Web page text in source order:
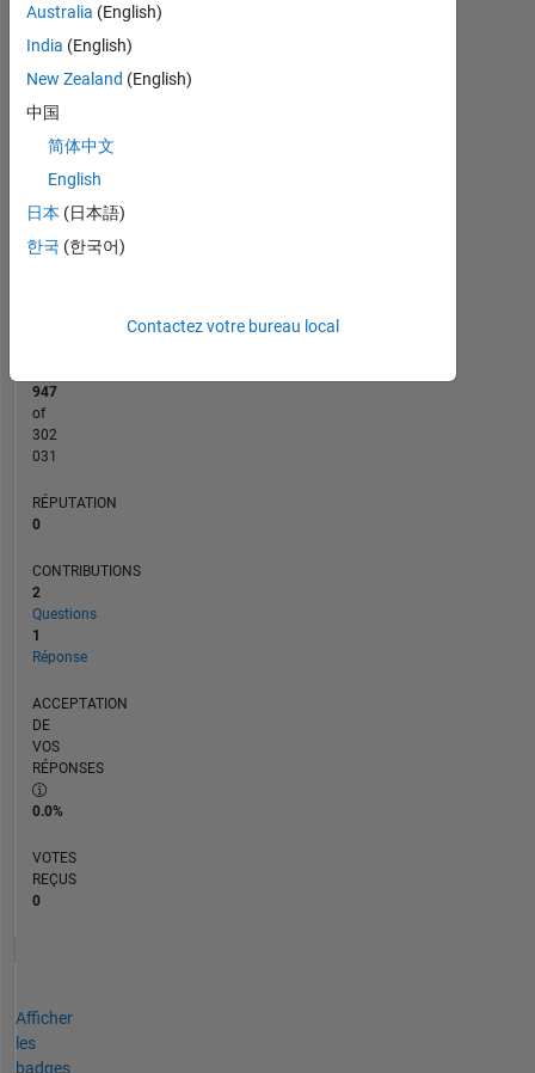
CONTRIBUTIONS
-2
-1
0
1
2
3
4
08/20
04/21
12/21
08/22
04/23
08/24
04/25
12/25
08/26
05/21
02/22
11/22
08/23
05/24
02/25
11/25
947
of
302
031
RÉPUTATION
0
CONTRIBUTIONS
2
Questions
1
Réponse
ACCEPTATION
DE
VOS
RÉPONSES
0.0%
VOTES
REÇUS
0
Afficher
les
badges
Australia (English)
India (English)
New Zealand (English)
中国
简体中文
English
日本 (日本語)
한국 (한국어)
Contactez votre bureau local